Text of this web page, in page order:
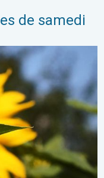
de samedi
de votre dimanche.